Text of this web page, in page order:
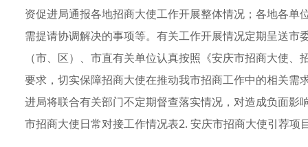
资促进局通报各地招商大使工作开展整体情况；各地各
需提请协调解决的事项等。有关工作开展情况定期呈送
（市、区）、市直有关单位认真按照《安庆市招商大使
要求，切实保障招商大使在推动我市招商工作中的相关
进局将联合有关部门不定期督查落实情况，对造成负面
市招商大使日常对接工作情况表2. 安庆市招商大使引荐